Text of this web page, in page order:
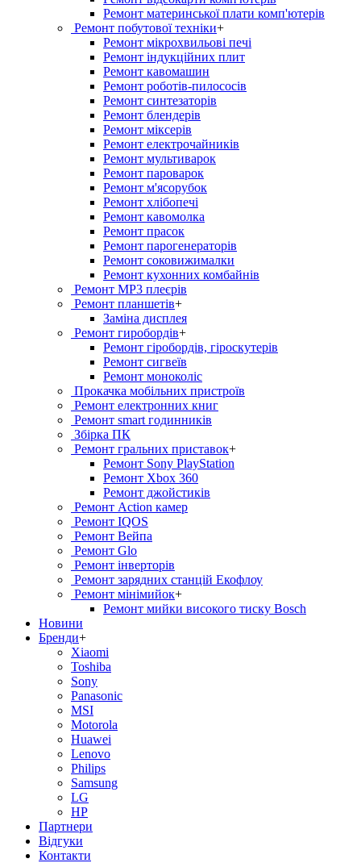
Ремонт материнської плати комп'ютерів
Ремонт побутової техніки+
Ремонт мікрохвильові печі
Ремонт індукційних плит
Ремонт кавомашин
Ремонт роботів-пилососів
Ремонт синтезаторів
Ремонт блендерiв
Ремонт мiксерiв
Ремонт електрочайників
Ремонт мультиварок
Ремонт пароварок
Ремонт м'ясорубок
Ремонт хлiбопечi
Ремонт кавомолка
Ремонт прасок
Ремонт парогенераторiв
Ремонт соковижималки
Ремонт кухонних комбайнів
Ремонт MP3 плеєрів
Ремонт планшетів+
Заміна дисплея
Ремонт гиробордiв+
Ремонт гіробордів, гіроскутерів
Ремонт сигвеїв
Ремонт моноколіс
Прокачка мобільних пристроїв
Ремонт електронних книг
Ремонт smart годинників
Збірка ПК
Ремонт гральних приставок+
Ремонт Sony PlayStation
Ремонт Xbox 360
Ремонт джойстиків
Ремонт Action камер
Ремонт IQOS
Ремонт Вейпа
Ремонт Glo
Ремонт інверторів
Ремонт зарядних станцій Екофлоу
Ремонт мiнiмийок+
Ремонт мийки високого тиску Bosch
Новини
Бренди+
Xiaomi
Toshiba
Sony
Panasonic
MSI
Motorola
Huawei
Lenovo
Philips
Samsung
LG
HP
Партнери
Вiдгуки
Контакти